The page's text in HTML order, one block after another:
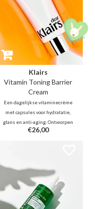
Klairs
Vitamin Toning Barrier
Cream
Een dagelijkse vitaminecrème
met capsules voor hydratatie,
glans en anti-aging. Ontworpen
voor barrièreherstel, met
verbeteren.
€26,00